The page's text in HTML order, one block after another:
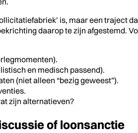
is, maar een
daarop te zijn afgestemd.
en medisch passend).
(niet alleen “bezig geweest”).
zijn alternatieven?
of loonsanctie